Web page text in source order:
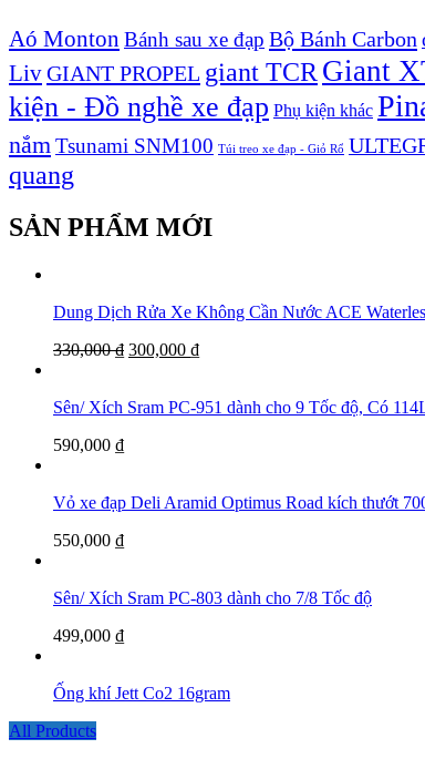
Aó Monton Bánh sau xe đạp Bộ Bánh Carbon
LivGIANT PROPEL giant TCR Giant
kiện - Đồ nghề xe đạp Phụ kiện khác
nắmTsunami SNM100 Túi treo xe đạp - Giỏ Rổ
quang
SẢN PHẨM MỚI
Dung Dịch Rửa Xe Không Cần Nước ACE
330,000₫ 300,000 ₫
Sên/ Xích Sram PC-951 dành cho 9 Tốc độ, Có
590,000 ₫
Vỏ xe đạp Deli Aramid Optimus Road kích thướt
550,000 ₫
Sên/ Xích Sram PC-803 dành cho 7/8 Tốc độ
499,000 ₫
Ống khí Jett Co2 16gram
All Products